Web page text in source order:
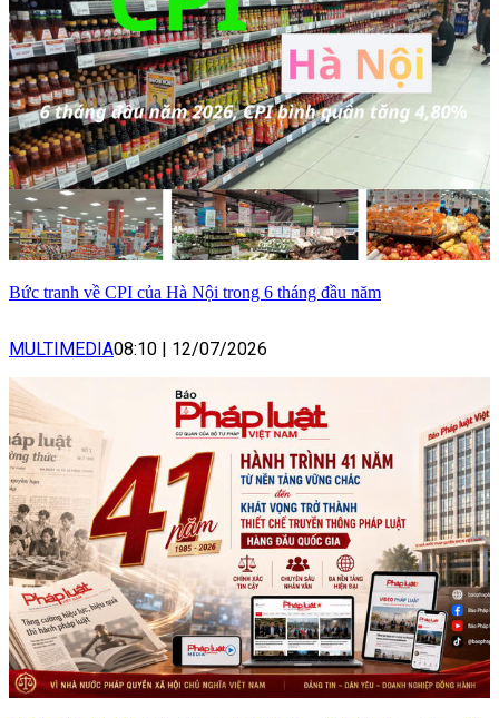
Bức tranh về CPI của Hà Nội trong 6 tháng đầu năm
MULTIMEDIA08:10 | 12/07/2026